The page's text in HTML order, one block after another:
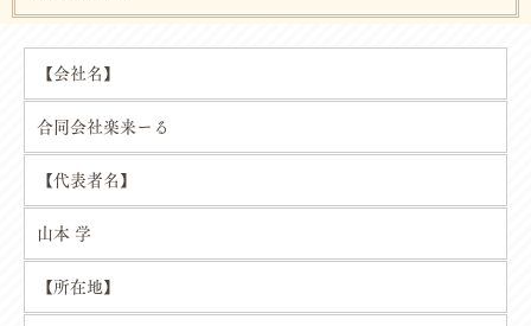
個人情報の利用目的
のご案内やご質問に対する回答として、電子メールや資料のご送
のいずれかに該当する場合を除き、個人情報を第三者に開示いた
・お客さまの同意がある場合
・お客さまが希望されるサービスを行なうために当社が業務を委
託する業者に対して開示する場合
【会社名】
合同会社楽来ーる
【代表者名】
山本 学
【所在地】